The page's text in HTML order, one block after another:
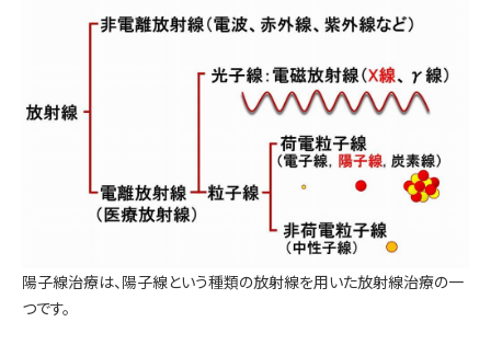
陽子線治療は、陽子線という種類の放射線を用いた放射線治療の一
つです。